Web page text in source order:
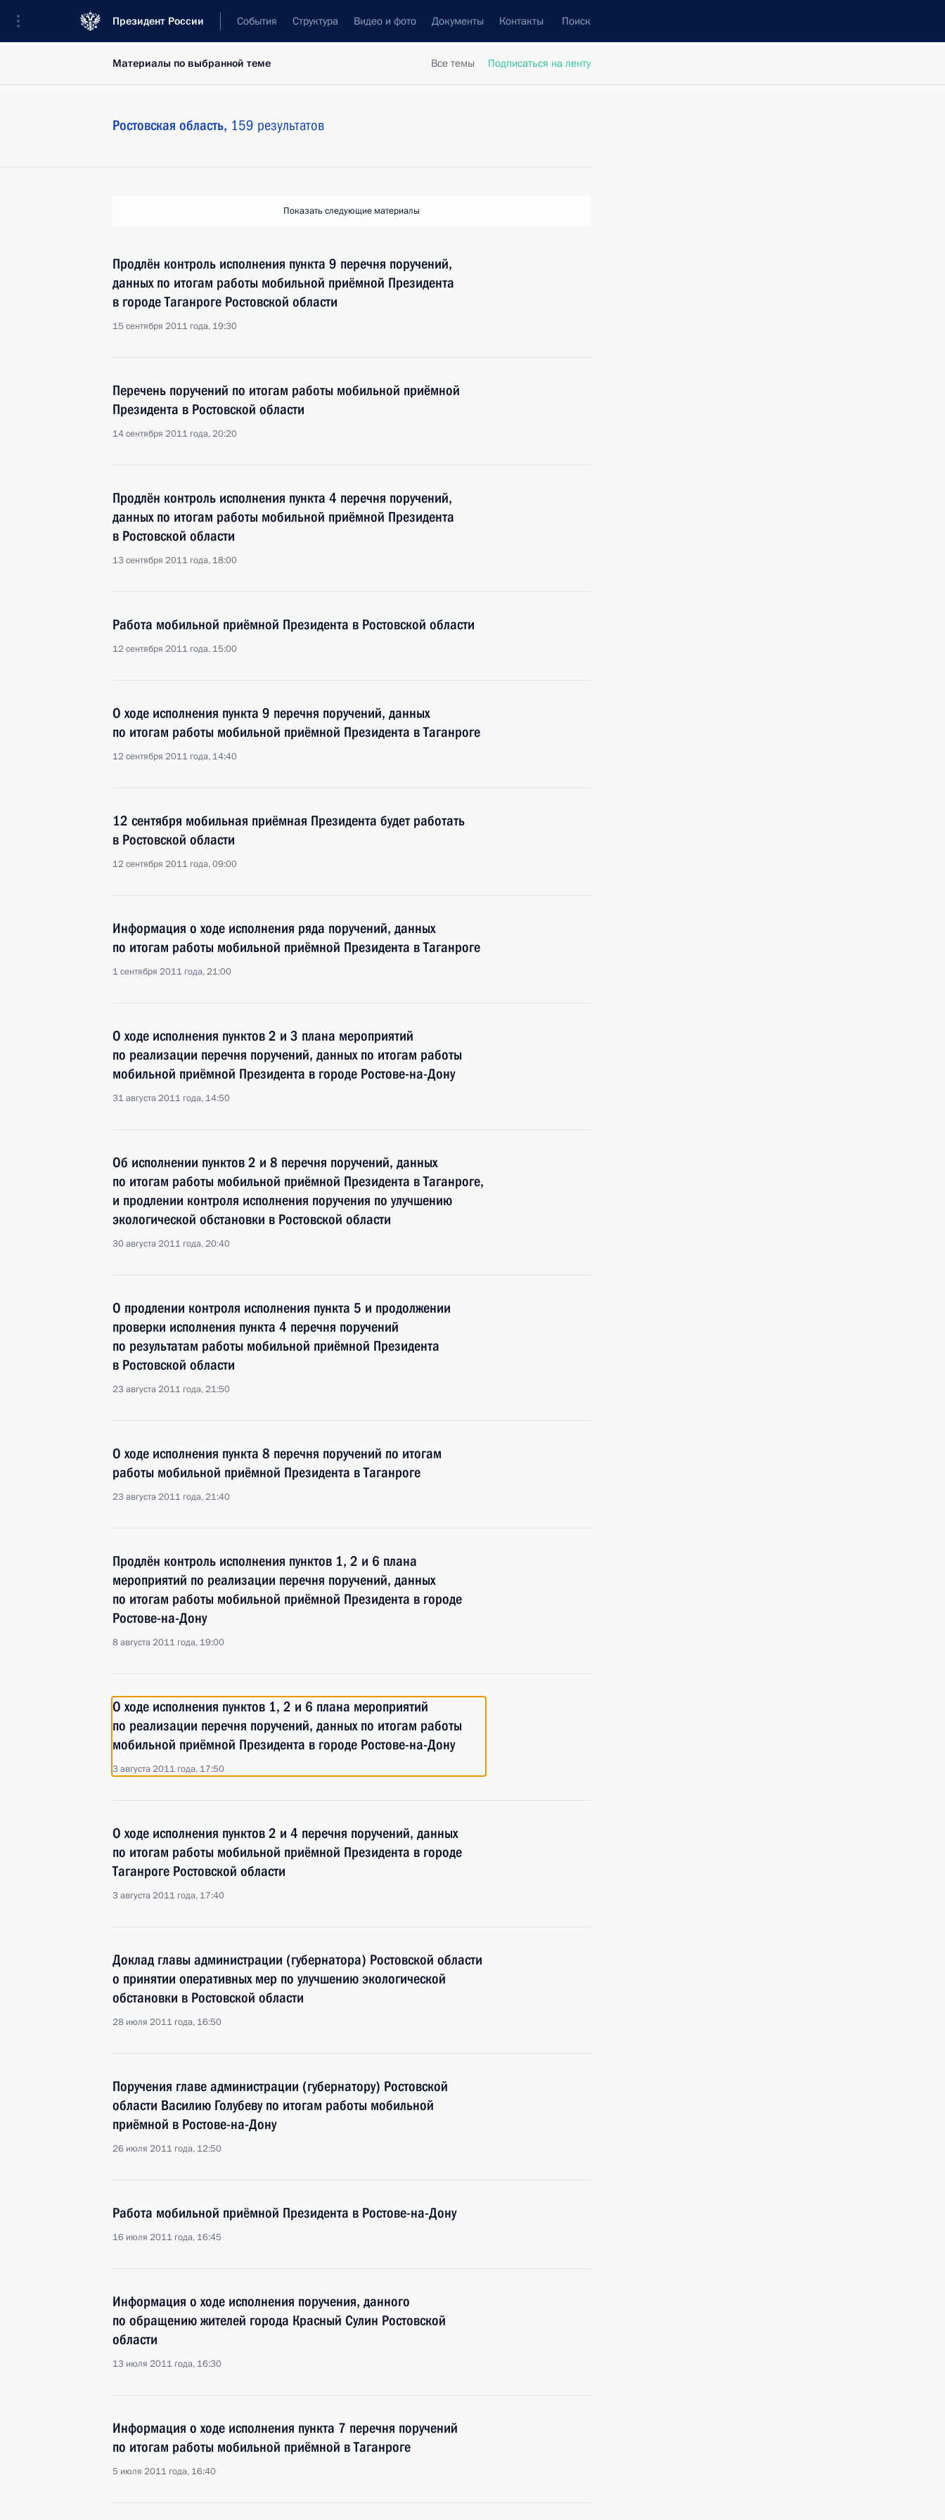
Президент России События Структура Видео и фото Документы Контакты Поиск
Все темы Подписаться на ленту
Материалы по выбранной теме
Ростовская область, 159 результатов
Показать следующие материалы
Продлён контроль исполнения пункта 9 перечня поручений,
данных по итогам работы мобильной приёмной Президента
в городе Таганроге Ростовской области
15 сентября 2011 года, 19:30
Перечень поручений по итогам работы мобильной приёмной
Президента в Ростовской области
14 сентября 2011 года, 20:20
Продлён контроль исполнения пункта 4 перечня поручений,
данных по итогам работы мобильной приёмной Президента
в Ростовской области
13 сентября 2011 года, 18:00
Работа мобильной приёмной Президента в Ростовской области
12 сентября 2011 года, 15:00
О ходе исполнения пункта 9 перечня поручений, данных
по итогам работы мобильной приёмной Президента в Таганроге
12 сентября 2011 года, 14:40
12 сентября мобильная приёмная Президента будет работать
в Ростовской области
12 сентября 2011 года, 09:00
Информация о ходе исполнения ряда поручений, данных
по итогам работы мобильной приёмной Президента в Таганроге
1 сентября 2011 года, 21:00
О ходе исполнения пунктов 2 и 3 плана мероприятий
по реализации перечня поручений, данных по итогам работы
мобильной приёмной Президента в городе Ростове-на-Дону
31 августа 2011 года, 14:50
Об исполнении пунктов 2 и 8 перечня поручений, данных
по итогам работы мобильной приёмной Президента в Таганроге,
и продлении контроля исполнения поручения по улучшению
экологической обстановки в Ростовской области
30 августа 2011 года, 20:40
О продлении контроля исполнения пункта 5 и продолжении
проверки исполнения пункта 4 перечня поручений
по результатам работы мобильной приёмной Президента
в Ростовской области
23 августа 2011 года, 21:50
О ходе исполнения пункта 8 перечня поручений по итогам
работы мобильной приёмной Президента в Таганроге
23 августа 2011 года, 21:40
Продлён контроль исполнения пунктов 1, 2 и 6 плана
мероприятий по реализации перечня поручений, данных
по итогам работы мобильной приёмной Президента в городе
Ростове-на-Дону
8 августа 2011 года, 19:00
О ходе исполнения пунктов 1, 2 и 6 плана мероприятий
по реализации перечня поручений, данных по итогам работы
мобильной приёмной Президента в городе Ростове-на-Дону
3 августа 2011 года, 17:50
О ходе исполнения пунктов 2 и 4 перечня поручений, данных
по итогам работы мобильной приёмной Президента в городе
Таганроге Ростовской области
3 августа 2011 года, 17:40
Доклад главы администрации (губернатора) Ростовской области
о принятии оперативных мер по улучшению экологической
обстановки в Ростовской области
28 июля 2011 года, 16:50
Поручения главе администрации (губернатору) Ростовской
области Василию Голубеву по итогам работы мобильной
приёмной в Ростове-на-Дону
26 июля 2011 года, 12:50
Работа мобильной приёмной Президента в Ростове-на-Дону
16 июля 2011 года, 16:45
Информация о ходе исполнения поручения, данного
по обращению жителей города Красный Сулин Ростовской
области
13 июля 2011 года, 16:30
Информация о ходе исполнения пункта 7 перечня поручений
по итогам работы мобильной приёмной в Таганроге
5 июля 2011 года, 16:40